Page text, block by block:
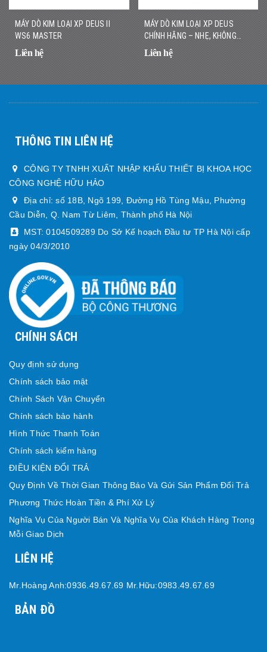
MÁY DÒ KIM LOẠI XP DEUS II
WS6 MASTER
Liên hệ
MÁY DÒ KIM LOẠI XP DEUS
CHÍNH HÃNG – NHẸ, KHÔNG
DÂY, DÒ NHANH CHÍNH XÁC
Liên hệ
THÔNG TIN LIÊN HỆ
CÔNG TY TNHH XUẤT NHẬP KHẨU THIẾT BỊ KHOA HỌC
CÔNG NGHỆ HỮU HẢO
Địa chỉ: số 18B, Ngõ 199, Đường Hồ Tùng Mậu, Phường
Cầu Diễn, Q. Nam Từ Liêm, Thành phố Hà Nội
MST: 0104509289 Do Sở Kế hoạch Đầu tư TP Hà Nội cấp
ngày 04/3/2010
CHÍNH SÁCH
Quy định sử dụng
Chính sách bảo mật
Chính Sách Vận Chuyển
Chính sách bảo hành
Hình Thức Thanh Toán
Chính sách kiểm hàng
ĐIỀU KIỆN ĐỔI TRẢ
Quy Định Về Thời Gian Thông Báo Và Gửi Sản Phẩm Đổi Trả
Phương Thức Hoàn Tiền & Phí Xử Lý
Nghĩa Vụ Của Người Bán Và Nghĩa Vụ Của Khách Hàng Trong
Mỗi Giao Dịch
LIÊN HỆ
Mr.Hoàng Anh:0936.49.67.69 Mr.Hữu:0983.49.67.69
BẢN ĐỒ